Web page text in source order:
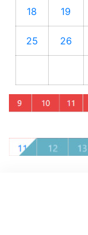
18 19
25 26